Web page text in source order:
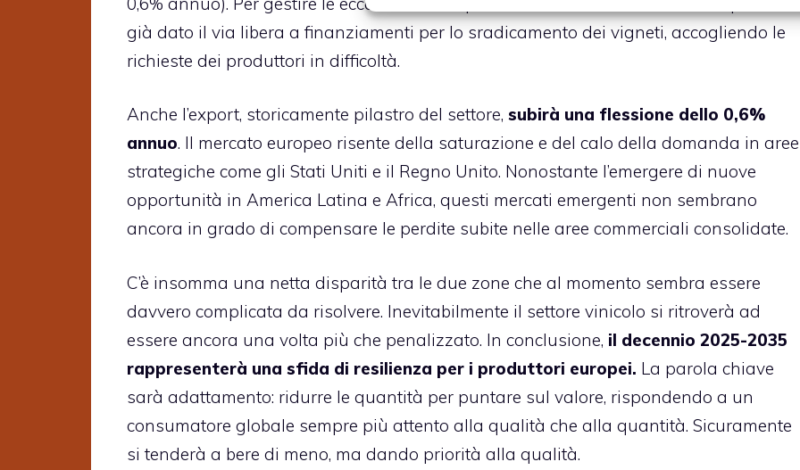
già dato il via libera a finanziamenti per lo sradicamento dei vigneti, accogliendo le
richieste dei produttori in difficoltà.
Anche l’export, storicamente pilastro del settore, subirà una flessione dello 0,6%
annuo. Il mercato europeo risente della saturazione e del calo della domanda in aree
strategiche come gli Stati Uniti e il Regno Unito. Nonostante l’emergere di nuove
opportunità in America Latina e Africa, questi mercati emergenti non sembrano
ancora in grado di compensare le perdite subite nelle aree commerciali consolidate.
C’è insomma una netta disparità tra le due zone che al momento sembra essere
davvero complicata da risolvere. Inevitabilmente il settore vinicolo si ritroverà ad
essere ancora una volta più che penalizzato. In conclusione, il decennio 2025-2035
rappresenterà una sfida di resilienza per i produttori europei. La parola chiave
sarà adattamento: ridurre le quantità per puntare sul valore, rispondendo a un
consumatore globale sempre più attento alla qualità che alla quantità. Sicuramente
si tenderà a bere di meno, ma dando priorità alla qualità.